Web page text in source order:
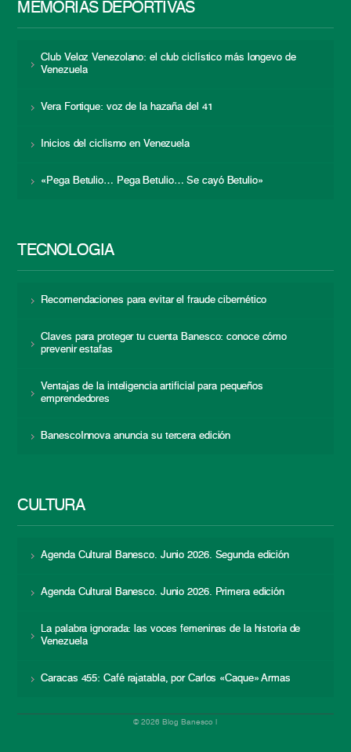
MEMORIAS DEPORTIVAS
Club Veloz Venezolano: el club ciclístico más longevo de
Venezuela
Vera Fortique: voz de la hazaña del 41
Inicios del ciclismo en Venezuela
«Pega Betulio… Pega Betulio… Se cayó Betulio»
TECNOLOGÍA
Recomendaciones para evitar el fraude cibernético
Claves para proteger tu cuenta Banesco: conoce cómo
prevenir estafas
Ventajas de la inteligencia artificial para pequeños
emprendedores
BanescoInnova anuncia su tercera edición
CULTURA
Agenda Cultural Banesco. Junio 2026. Segunda edición
Agenda Cultural Banesco. Junio 2026. Primera edición
La palabra ignorada: las voces femeninas de la historia de
Venezuela
Caracas 455: Café rajatabla, por Carlos «Caque» Armas
© 2026 Blog Banesco |